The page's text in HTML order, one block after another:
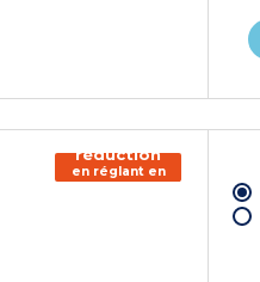
150€ de
réduction
en réglant en
chèque